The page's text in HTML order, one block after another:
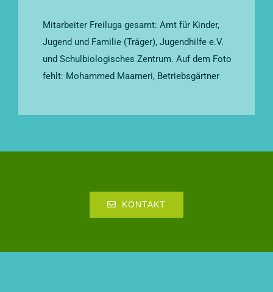
Mitarbeiter Freiluga gesamt: Amt für Kinder,
Jugend und Familie (Träger), Jugendhilfe e.V.
und Schulbiologisches Zentrum. Auf dem Foto
fehlt: Mohammed Maameri, Betriebsgärtner
KONTAKT